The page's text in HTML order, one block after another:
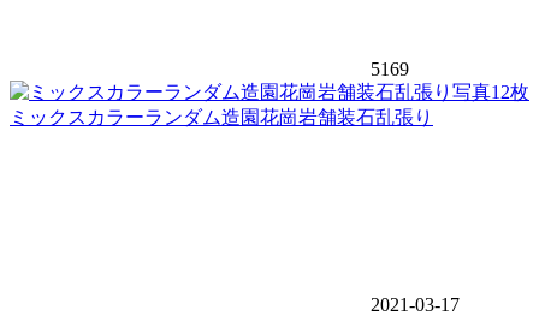
5169
写真12枚
ミックスカラーランダム造園花崗岩舗装石乱張り
2021-03-17